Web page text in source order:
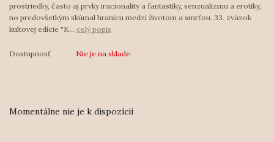
prostriedky, často aj prvky iracionality a fantastiky, senzualizmu a erotiky,
no predovšetkým skúmal hranicu medzi životom a smrťou. 33. zväzok
kultovej edície "K... celý popis
Dostupnosť Nie je na sklade
Momentálne nie je k dispozícii